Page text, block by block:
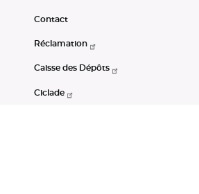
Contact
Réclamation
Caisse des Dépôts
Ciclade